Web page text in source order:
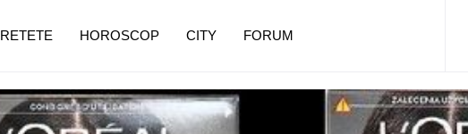
RETETE HOROSCOP CITY FORUM
pe măsură ce înaintezi în vârstă